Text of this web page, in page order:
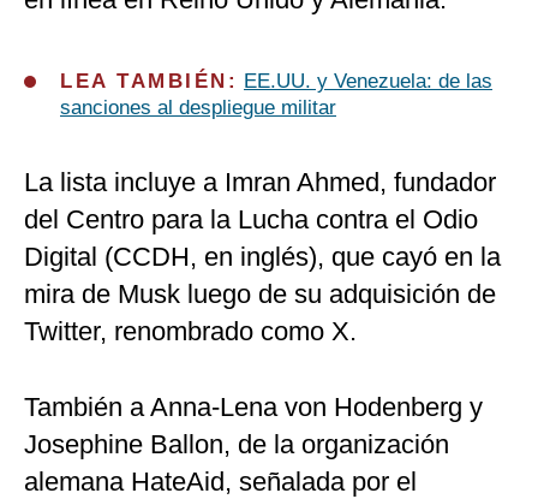
LEA TAMBIÉN:
EE.UU. y Venezuela: de las
sanciones al despliegue militar
La lista incluye a Imran Ahmed, fundador
del Centro para la Lucha contra el Odio
Digital (CCDH, en inglés), que cayó en la
mira de Musk luego de su adquisición de
Twitter, renombrado como X.
También a Anna-Lena von Hodenberg y
Josephine Ballon, de la organización
alemana HateAid, señalada por el